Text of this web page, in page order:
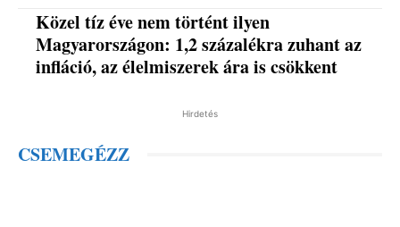
Közel tíz éve nem történt ilyen
Magyarországon: 1,2 százalékra zuhant az
infláció, az élelmiszerek ára is csökkent
Hirdetés
CSEMEGÉZZ